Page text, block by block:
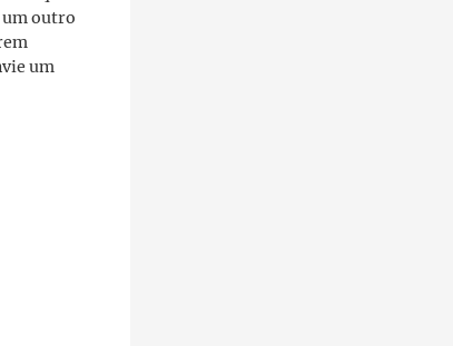
um outro
um